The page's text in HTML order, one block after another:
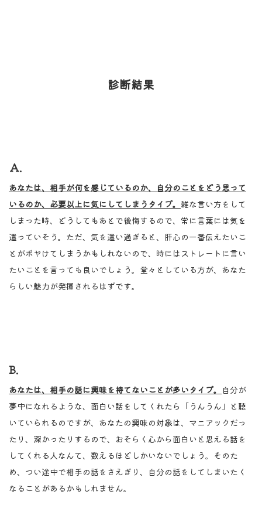
診断結果
Ａ.
あなたは、相手が何を感じているのか、自分のことをどう思って
いるのか、必要以上に気にしてしまうタイプ。 雑な言い方をして
しまった時、どうしてもあとで後悔するので、常に言葉には気を
遣っていそう。ただ、気を遣い過ぎると、肝心の一番伝えたいこ
とがボヤけてしまうかもしれないので、時にはストレートに言い
たいことを言っても良いでしょう。堂々としている方が、あなた
らしい魅力が発揮されるはずです。
B.
あなたは、相手の話に興味を持てないことが多いタイプ。 自分が
夢中になれるような、面白い話をしてくれたら「うんうん」と聴
いていられるのですが、あなたの興味の対象は、マニアックだっ
たり、深かったりするので、おそらく心から面白いと思える話を
してくれる人なんて、数えるほどしかいないでしょう。そのた
め、つい途中で相手の話をさえぎり、自分の話をしてしまいたく
なることがあるかもしれません。